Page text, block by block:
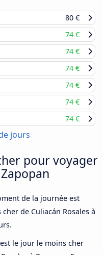
80 €
74 €
74 €
74 €
74 €
74 €
74 €
jours
pour voyager
de la journée est
de Culiacán Rosales à
est le jour le moins cher